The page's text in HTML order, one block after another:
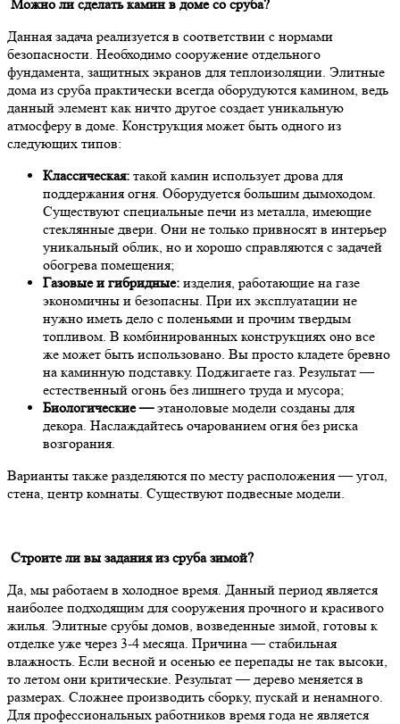
Можно ли сделать камин в доме со сруба?
Данная задача реализуется в соответствии с нормами
безопасности. Необходимо сооружение отдельного
фундамента, защитных экранов для теплоизоляции. Элитные
дома из сруба практически всегда оборудуются камином, ведь
данный элемент как ничто другое создает уникальную
атмосферу в доме. Конструкция может быть одного из
следующих типов:
Классическая: такой камин использует дрова для
поддержания огня. Оборудуется большим дымоходом.
Существуют специальные печи из металла, имеющие
стеклянные двери. Они не только привносят в интерьер
уникальный облик, но и хорошо справляются с задачей
обогрева помещения;
Газовые и гибридные: изделия, работающие на газе
экономичны и безопасны. При их эксплуатации не
нужно иметь дело с поленьями и прочим твердым
топливом. В комбинированных конструкциях оно все
же может быть использовано. Вы просто кладете бревно
на каминную подставку. Поджигаете газ. Результат —
естественный огонь без лишнего труда и мусора;
Биологические —этаноловые модели созданы для
декора. Наслаждайтесь очарованием огня без риска
возгорания.
Варианты также разделяются по месту расположения — угол,
стена, центр комнаты. Существуют подвесные модели.
Строите ли вы задания из сруба зимой?
Да, мы работаем в холодное время. Данный период является
наиболее подходящим для сооружения прочного и красивого
жилья. Элитные срубы домов, возведенные зимой, готовы к
отделке уже через 3-4 месяца. Причина — стабильная
влажность. Если весной и осенью ее перепады не так высоки,
то летом они критические. Результат — дерево меняется в
размерах. Сложнее производить сборку, пускай и ненамного.
Для профессиональных работников время года не является